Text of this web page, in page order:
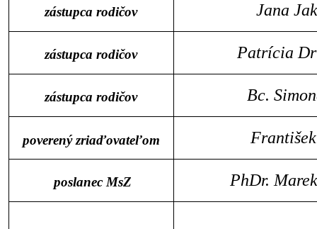
zástupca rodičov Jana
zástupca rodičov Patrícia
zástupca rodičov Bc.
poverený zriaďovateľom
poslanec MsZ PhDr.